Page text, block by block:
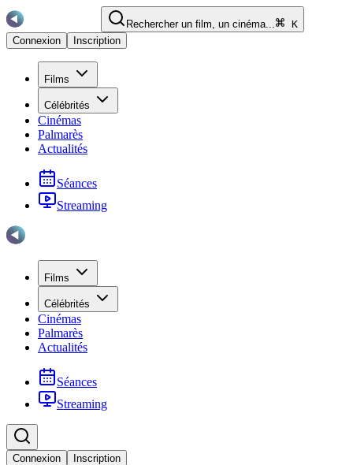
Rechercher un film, un cinéma...
K
Connexion
Inscription
Films
Célébrités
Cinémas
Palmarès
Actualités
Séances
Streaming
Films
Célébrités
Cinémas
Palmarès
Actualités
Séances
Streaming
Connexion Inscription